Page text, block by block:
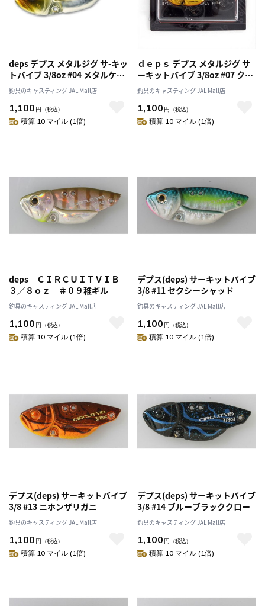
deps デプス メタルジグ サ-キッ
トバイブ 3/8oz #04 メタルケタ
バス
釣具のキャスティング JAL Mall店
1,100 円 （税込）
積算 10 マイル (1倍)
ｄｅｐｓ デプス メタルジグ サ
ーキットバイブ 3/8oz #07 クロ
キン
釣具のキャスティング JAL Mall店
1,100 円 （税込）
積算 10 マイル (1倍)
deps ＣＩＲＣＵＩＴＶＩＢ
３／８ｏｚ ＃０９稚ギル
釣具のキャスティング JAL Mall店
1,100 円 （税込）
積算 10 マイル (1倍)
デプス(deps) サーキットバイブ
3/8 #11 セクシーシャッド
釣具のキャスティング JAL Mall店
1,100 円 （税込）
積算 10 マイル (1倍)
デプス(deps) サーキットバイブ
3/8 #13 ニホンザリガニ
釣具のキャスティング JAL Mall店
1,100 円 （税込）
積算 10 マイル (1倍)
デプス(deps) サーキットバイブ
3/8 #14 ブルーブラッククロー
釣具のキャスティング JAL Mall店
1,100 円 （税込）
積算 10 マイル (1倍)